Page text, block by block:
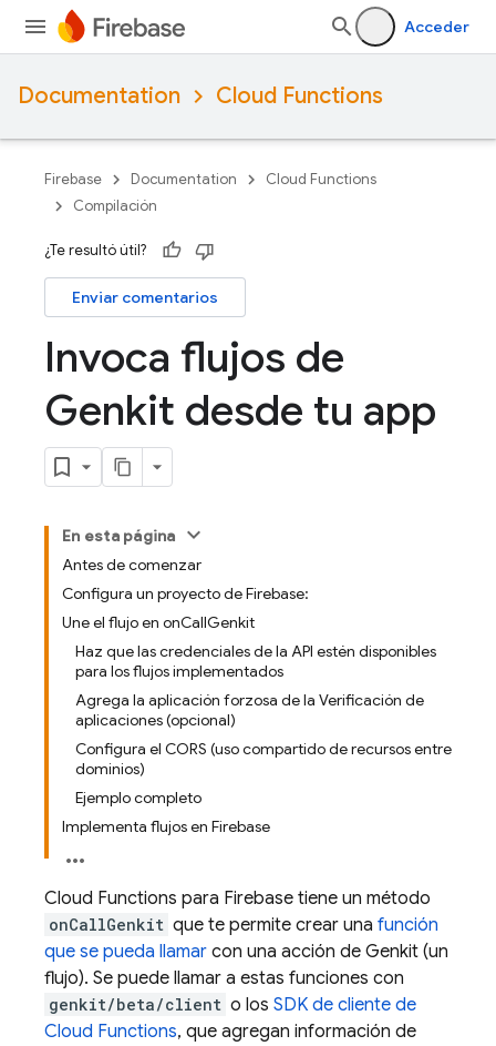
Acceder
Documentation Cloud Functions
Firebase Documentation
Cloud Functions
Compilación
¿Te resultó útil?
Enviar comentarios
Invoca flujos de
Genkit desde tu app
En esta página
Antes de comenzar
Configura un proyecto de Firebase:
Une el flujo en onCallGenkit
Haz que las credenciales de la API estén disponibles
para los flujos implementados
Agrega la aplicación forzosa de la Verificación de
aplicaciones (opcional)
Configura el CORS (uso compartido de recursos entre
dominios)
Ejemplo completo
Implementa flujos en Firebase
Cloud Functions para Firebase tiene un método
onCallGenkit que te permite crear una función
que se pueda llamar con una acción de Genkit (un
flujo). Se puede llamar a estas funciones con
genkit/beta/client o los SDK de cliente de
Cloud Functions, que agregan información de